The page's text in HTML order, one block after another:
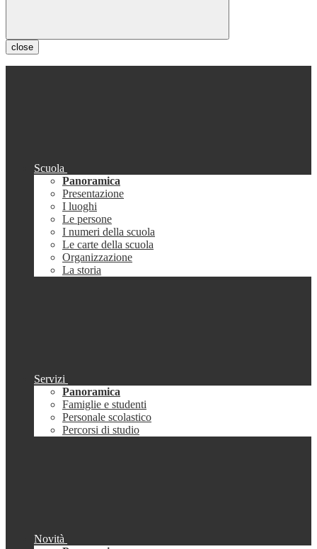
close
Scuola
Panoramica
Presentazione
I luoghi
Le persone
I numeri della scuola
Le carte della scuola
Organizzazione
La storia
Servizi
Panoramica
Famiglie e studenti
Personale scolastico
Percorsi di studio
Novità